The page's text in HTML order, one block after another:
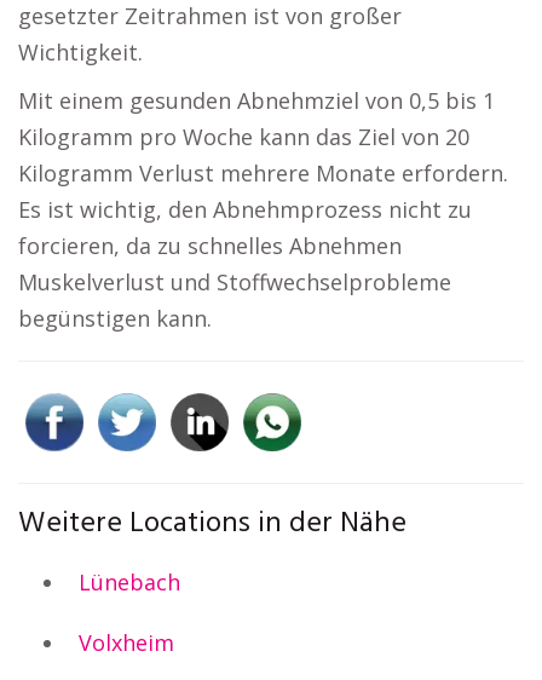
gesetzter Zeitrahmen ist von großer
Wichtigkeit.
Mit einem gesunden Abnehmziel von 0,5 bis 1
Kilogramm pro Woche kann das Ziel von 20
Kilogramm Verlust mehrere Monate erfordern.
Es ist wichtig, den Abnehmprozess nicht zu
forcieren, da zu schnelles Abnehmen
Muskelverlust und Stoffwechselprobleme
begünstigen kann.
Weitere Locations in der Nähe
Lünebach
Volxheim